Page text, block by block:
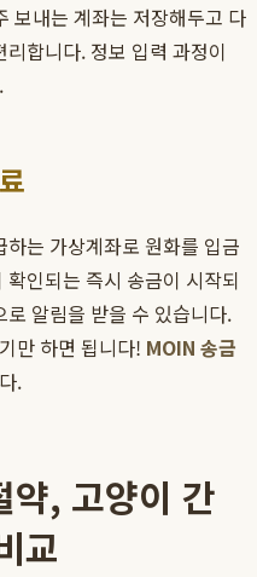
보내는 계좌는 저장해두고 다
합니다. 정보 입력 과정이
는 가상계좌로 원화를 입금
인되는 즉시 송금이 시작되
알림을 받을 수 있습니다.
만 하면 됩니다! MOIN 송금
.
약, 고양이 간
교